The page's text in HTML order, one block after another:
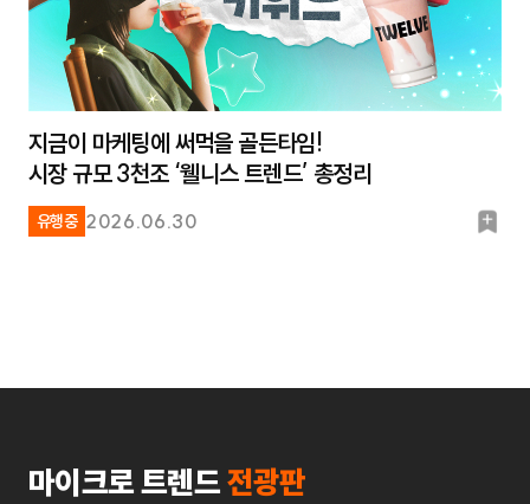
유행중 2026.06.30
북
지금이 마케팅에 써먹을 골든타임!
시장 규모 3천조 ‘웰니스 트렌드’ 총정리
마이크로 트렌드전광판